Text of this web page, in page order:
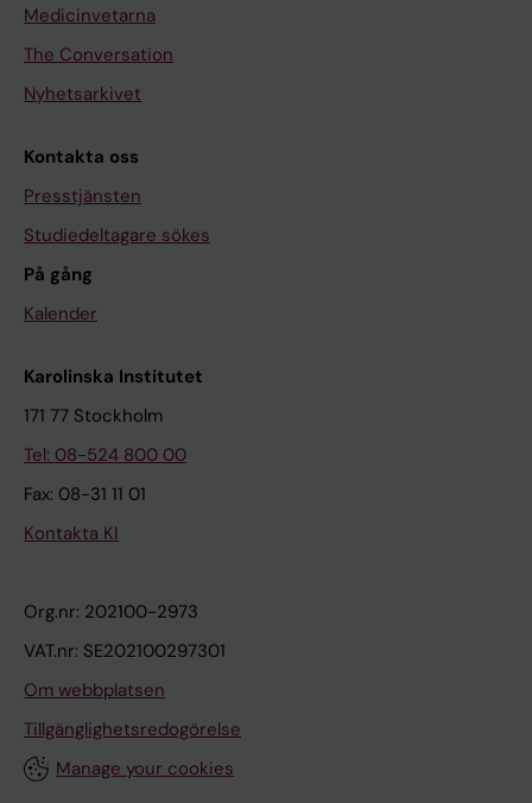
Medicinvetarna
The Conversation
Nyhetsarkivet
Kontakta oss
Presstjänsten
Studiedeltagare sökes
På gång
Kalender
Karolinska Institutet
171 77 Stockholm
Tel: 08-524 800 00
Fax: 08-31 11 01
Kontakta KI
Org.nr: 202100-2973
VAT.nr: SE202100297301
Om webbplatsen
Tillgänglighetsredogörelse
Manage your cookies